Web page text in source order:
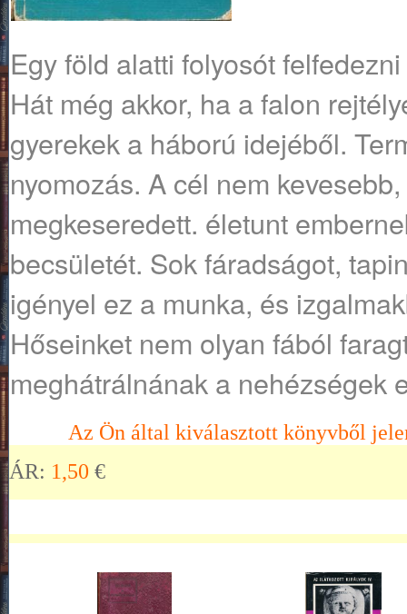
Egy föld alatti folyosót
Hát még akkor, ha a falon
gyerekek a háború idejéből.
nyomozás. A cél nem
megkeseredett. életunt
becsületét. Sok fáradságot,
igényel ez a munka, és
Hőseinket nem olyan fából
meghátrálnának a nehézségek
Az Ön által kiválasztott könyvből
ÁR: 1,50 €